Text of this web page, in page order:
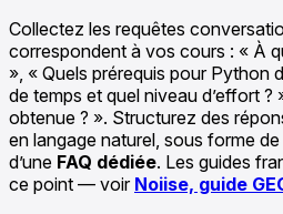
Collectez les requêtes
correspondent à vos cours : « À
», « Quels prérequis pour Python
de temps et quel niveau d’effort
obtenue ? ». Structurez des
en langage naturel, sous forme
d’une FAQ dédiée. Les guides
ce point — voir Noiise, guide